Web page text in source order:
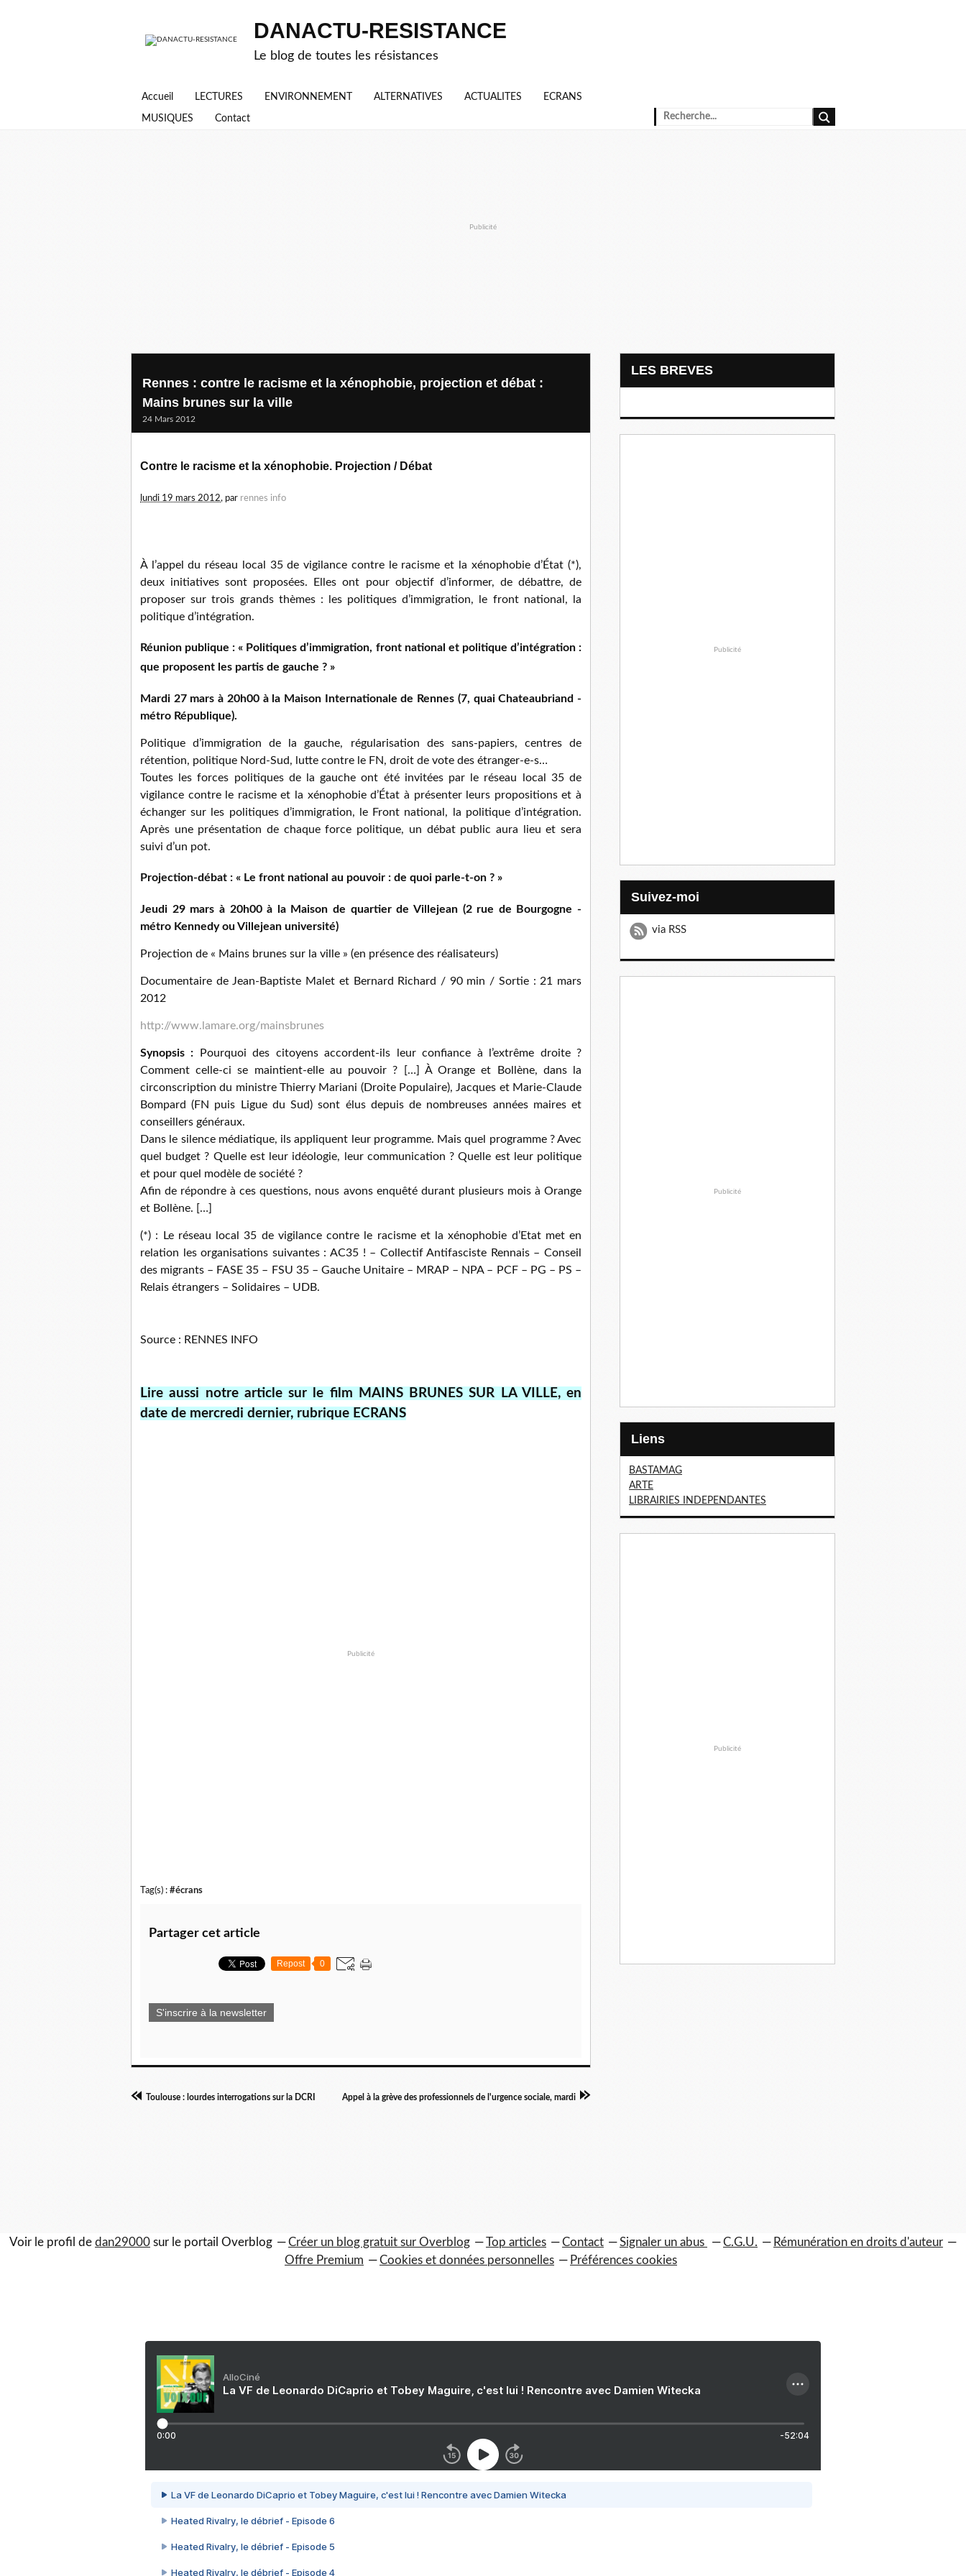
DANACTU-RESISTANCE
Le blog de toutes les résistances
Accueil LECTURES ENVIRONNEMENT ALTERNATIVES ACTUALITES ECRANS
MUSIQUES Contact
Publicité
Rennes : contre le racisme et la xénophobie, projection et débat :
Mains brunes sur la ville
24 Mars 2012
Contre le racisme et la xénophobie. Projection / Débat
lundi 19 mars 2012, par rennes info
À l’appel du réseau local 35 de vigilance contre le racisme et la xénophobie d’État (*),
deux initiatives sont proposées. Elles ont pour objectif d’informer, de débattre, de
proposer sur trois grands thèmes : les politiques d’immigration, le front national, la
politique d’intégration.
Réunion publique : « Politiques d’immigration, front national et politique d’intégration :
que proposent les partis de gauche ? »
Mardi 27 mars à 20h00 à la Maison Internationale de Rennes (7, quai Chateaubriand -
métro République).
Politique d’immigration de la gauche, régularisation des sans-papiers, centres de
rétention, politique Nord-Sud, lutte contre le FN, droit de vote des étranger-e-s…
Toutes les forces politiques de la gauche ont été invitées par le réseau local 35 de
vigilance contre le racisme et la xénophobie d’État à présenter leurs propositions et à
échanger sur les politiques d’immigration, le Front national, la politique d’intégration.
Après une présentation de chaque force politique, un débat public aura lieu et sera
suivi d’un pot.
Projection-débat : « Le front national au pouvoir : de quoi parle-t-on ? »
Jeudi 29 mars à 20h00 à la Maison de quartier de Villejean (2 rue de Bourgogne -
métro Kennedy ou Villejean université)
Projection de « Mains brunes sur la ville » (en présence des réalisateurs)
Documentaire de Jean-Baptiste Malet et Bernard Richard / 90 min / Sortie : 21 mars
2012
http://www.lamare.org/mainsbrunes
Synopsis : Pourquoi des citoyens accordent-ils leur confiance à l’extrême droite ?
Comment celle-ci se maintient-elle au pouvoir ? […] À Orange et Bollène, dans la
circonscription du ministre Thierry Mariani (Droite Populaire), Jacques et Marie-Claude
Bompard (FN puis Ligue du Sud) sont élus depuis de nombreuses années maires et
conseillers généraux.
Dans le silence médiatique, ils appliquent leur programme. Mais quel programme ? Avec
quel budget ? Quelle est leur idéologie, leur communication ? Quelle est leur politique
et pour quel modèle de société ?
Afin de répondre à ces questions, nous avons enquêté durant plusieurs mois à Orange
et Bollène. […]
(*) : Le réseau local 35 de vigilance contre le racisme et la xénophobie d’Etat met en
relation les organisations suivantes : AC35 ! – Collectif Antifasciste Rennais – Conseil
des migrants – FASE 35 – FSU 35 – Gauche Unitaire – MRAP – NPA – PCF – PG – PS –
Relais étrangers – Solidaires – UDB.
Source : RENNES INFO
Lire aussi notre article sur le film MAINS BRUNES SUR LA VILLE, en
date de mercredi dernier, rubrique ECRANS
Publicité
Tag(s) : #écrans
Partager cet article
Repost 0
S'inscrire à la newsletter
Toulouse : lourdes interrogations sur la DCRI Appel à la grève des professionnels de l'urgence sociale, mardi
LES BREVES
Publicité
Suivez-moi
via RSS
Publicité
Liens
BASTAMAG
ARTE
LIBRAIRIES INDEPENDANTES
Publicité
Voir le profil de dan29000 sur le portail Overblog Créer un blog gratuit sur Overblog Top articles Contact Signaler un abus C.G.U.
Rémunération en droits d'auteur
Offre Premium
Cookies et données personnelles Préférences cookies
AlloCiné
La VF de Leonardo DiCaprio et Tobey Maguire, c'est lui ! Rencontre avec Damien Witecka
0:00 -52:04
La VF de Leonardo DiCaprio et Tobey Maguire, c'est lui ! Rencontre avec Damien Witecka
Heated Rivalry, le débrief - Episode 6
Heated Rivalry, le débrief - Episode 5
Heated Rivalry, le débrief - Episode 4